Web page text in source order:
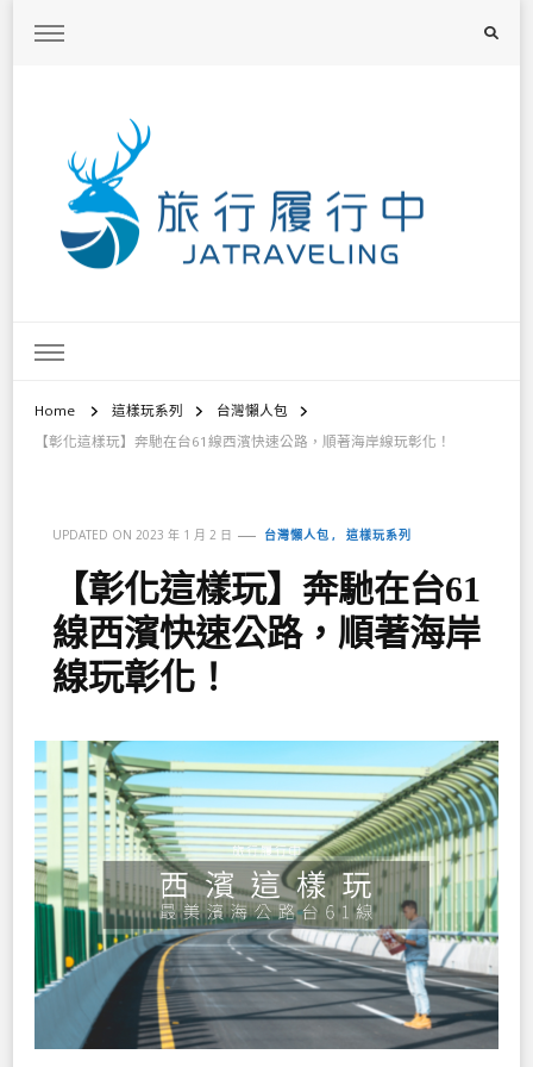
Home 這樣玩系列
台灣懶人包
【彰化這樣玩】奔馳在台61線西濱快速公路，順著海岸線玩彰化！
UPDATED ON 2023 年 1 月 2 日 台灣懶人包 這樣玩系列
【彰化這樣玩】奔馳在台61
線西濱快速公路，順著海岸
線玩彰化！